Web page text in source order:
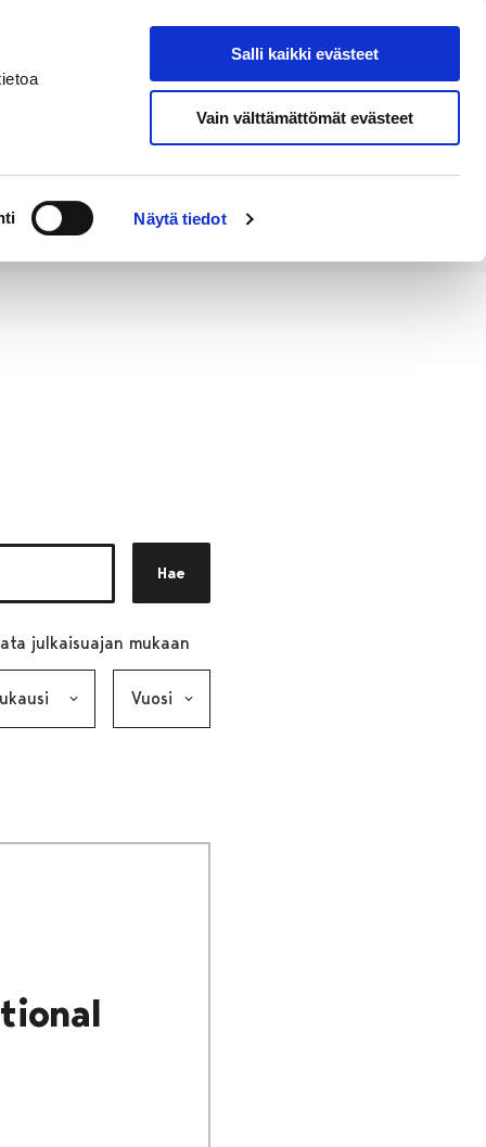
Näytä tiedot
Salli kaikki evästeet
Vain välttämättömät evästeet
Hae sivustolta
Hae
julkaisuajan mukaan